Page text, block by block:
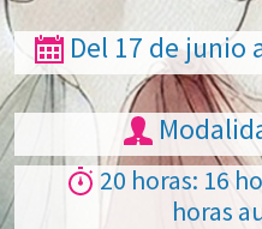
Del 17 de junio
20 horas: 16
horas